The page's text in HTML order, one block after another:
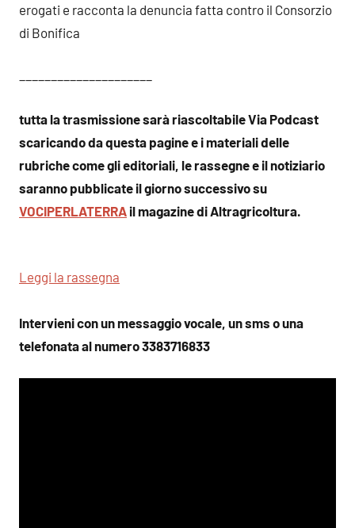
erogati e racconta la denuncia fatta contro il Consorzio
di Bonifica
tutta la trasmissione sarà riascoltabile Via Podcast
scaricando da questa pagine e i materiali delle
rubriche come gli editoriali, le rassegne e il notiziario
saranno pubblicate il giorno successivo su
VOCIPERLATERRA il magazine di Altragricoltura.
Leggi la rassegna
Intervieni con un messaggio vocale, un sms o una
telefonata al numero 3383716833